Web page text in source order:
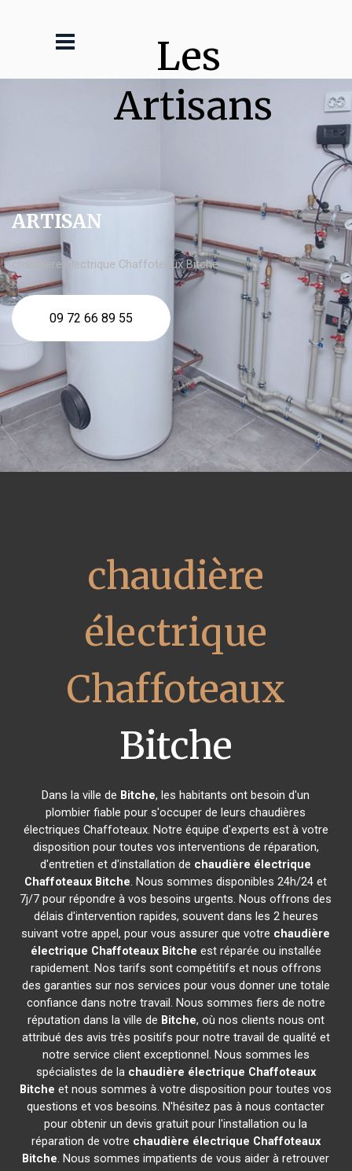
Les
Artisans
ARTISAN
chaudière électrique Chaffoteaux Bitche
09 72 66 89 55
chaudière
électrique
Chaffoteaux
Bitche
Dans la ville de Bitche, les habitants ont besoin d'un
plombier fiable pour s'occuper de leurs chaudières
électriques Chaffoteaux. Notre équipe d'experts est à votre
disposition pour toutes vos interventions de réparation,
d'entretien et d'installation de chaudière électrique
Chaffoteaux Bitche. Nous sommes disponibles 24h/24 et
7j/7 pour répondre à vos besoins urgents. Nous offrons des
délais d'intervention rapides, souvent dans les 2 heures
suivant votre appel, pour vous assurer que votre chaudière
électrique Chaffoteaux Bitche est réparée ou installée
rapidement. Nos tarifs sont compétitifs et nous offrons
des garanties sur nos services pour vous donner une totale
confiance dans notre travail. Nous sommes fiers de notre
réputation dans la ville de Bitche, où nos clients nous ont
attribué des avis très positifs pour notre travail de qualité et
notre service client exceptionnel. Nous sommes les
spécialistes de la chaudière électrique Chaffoteaux
Bitche et nous sommes à votre disposition pour toutes vos
questions et vos besoins. N'hésitez pas à nous contacter
pour obtenir un devis gratuit pour l'installation ou la
réparation de votre chaudière électrique Chaffoteaux
Bitche. Nous sommes impatients de vous aider à retrouver